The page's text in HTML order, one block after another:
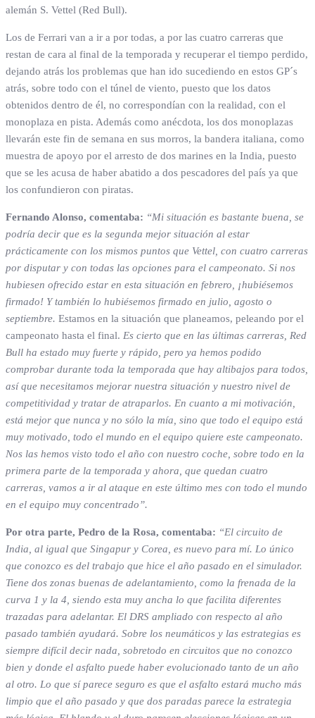
alemán S. Vettel (Red Bull).
Los de Ferrari van a ir a por todas, a por las cuatro carreras que
restan de cara al final de la temporada y recuperar el tiempo perdido,
dejando atrás los problemas que han ido sucediendo en estos GP´s
atrás, sobre todo con el túnel de viento, puesto que los datos
obtenidos dentro de él, no correspondían con la realidad, con el
monoplaza en pista. Además como anécdota, los dos monoplazas
llevarán este fin de semana en sus morros, la bandera italiana, como
muestra de apoyo por el arresto de dos marines en la India, puesto
que se les acusa de haber abatido a dos pescadores del país ya que
los confundieron con piratas.
Fernando Alonso, comentaba: “Mi situación es bastante buena, se
podría decir que es la segunda mejor situación al estar
prácticamente con los mismos puntos que Vettel, con cuatro carreras
por disputar y con todas las opciones para el campeonato. Si nos
hubiesen ofrecido estar en esta situación en febrero, ¡hubiésemos
firmado! Y también lo hubiésemos firmado en julio, agosto o
septiembre. Estamos en la situación que planeamos, peleando por el
campeonato hasta el final. Es cierto que en las últimas carreras, Red
Bull ha estado muy fuerte y rápido, pero ya hemos podido
comprobar durante toda la temporada que hay altibajos para todos,
así que necesitamos mejorar nuestra situación y nuestro nivel de
competitividad y tratar de atraparlos. En cuanto a mi motivación,
está mejor que nunca y no sólo la mía, sino que todo el equipo está
muy motivado, todo el mundo en el equipo quiere este campeonato.
Nos las hemos visto todo el año con nuestro coche, sobre todo en la
primera parte de la temporada y ahora, que quedan cuatro
carreras, vamos a ir al ataque en este último mes con todo el mundo
en el equipo muy concentrado”.
Por otra parte, Pedro de la Rosa, comentaba: “El circuito de
India, al igual que Singapur y Corea, es nuevo para mí. Lo único
que conozco es del trabajo que hice el año pasado en el simulador.
Tiene dos zonas buenas de adelantamiento, como la frenada de la
curva 1 y la 4, siendo esta muy ancha lo que facilita diferentes
trazadas para adelantar. El DRS ampliado con respecto al año
pasado también ayudará. Sobre los neumáticos y las estrategias es
siempre difícil decir nada, sobretodo en circuitos que no conozco
bien y donde el asfalto puede haber evolucionado tanto de un año
al otro. Lo que sí parece seguro es que el asfalto estará mucho más
limpio que el año pasado y que dos paradas parece la estrategia